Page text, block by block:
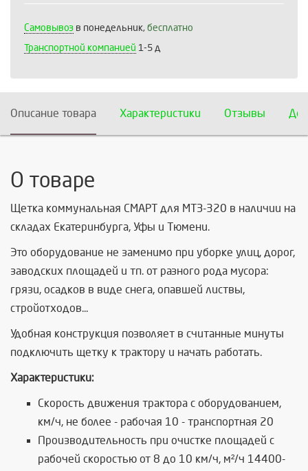
Самовывоз в понедельник, бесплатно
Транспортной компанией 1-5 д
Описание товара Характеристики Отзывы
О товаре
Щетка коммунальная СМАРТ для МТЗ-320 в наличии на
складах Екатеринбурга, Уфы и Тюмени.
Это оборудование не заменимо при уборке улиц, дорог,
заводских площадей и тп. от разного рода мусора:
грязи, осадков в виде снега, опавшей листвы,
стройотходов...
Удобная конструкция позволяет в считанные минуты
подключить щетку к трактору и начать работать.
Характеристики:
Скорость движения трактора с оборудованием,
км/ч, не более - рабочая 10 - транспортная 20
Производительность при очистке площадей с
рабочей скоростью от 8 до 10 км/ч, м²/ч 14400-